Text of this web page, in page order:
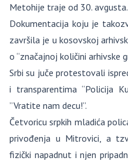
Metohije traje od 30. avgusta.
Dokumentacija koju je
završila je u kosovskoj
o “značajnoj količini arhivske
Srbi su juče protestovali
i transparentima “Policija
”Vratite nam decu!”.
Četvoricu srpkih mladića
privođenja u Mitrovici, a
fizički napadnut i njen